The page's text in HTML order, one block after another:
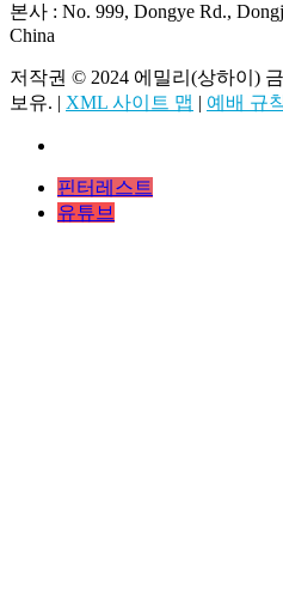
본사 : No. 999, Dongye Rd.,
China
저작권 © 2024 에밀리(상하이)
보유. | XML 사이트 맵 | 예배 규
핀터레스트
유튜브